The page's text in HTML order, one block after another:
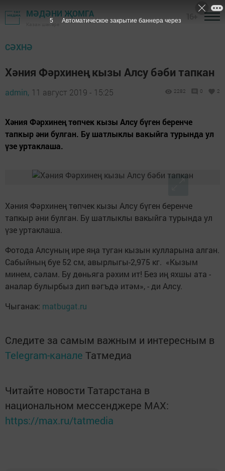
МӘДӘНИ ҖОМГА
Казан шәһәре
СӘХНӘ
Хәния Фәрхинең кызы Алсу бәби тапкан
admin, 11 август 2019 - 15:25 2282 0 2
Хәния Фәрхинең төпчек кызы Алсу бүген беренче
тапкыр әни булган. Бу шатлыклы вакыйга турында ул
үзе уртаклаша.
Хәния Фәрхинең төпчек кызы Алсу бүген беренче
тапкыр әни булган. Бу шатлыклы вакыйга турында ул
үзе уртаклаша.
Фотода Алсуның ире яңа туган кызын кулларына алган.
Сабыйның буе 52 см, авырлыгы-2,975 кг. «Кызым
минем, сәлам. Бу дөньяга рәхим ит! Без иң яхшы ата -
аналар булырбыз дип вәгъдә итәм», - ди Алсу.
Чыганак: matbugat.ru
Следите за самым важным и интересным в
Telegram-канале Татмедиа
Читайте новости Татарстана в
национальном мессенджере MАХ:
https://max.ru/tatmedia
4 Автоматическое закрытие баннера через